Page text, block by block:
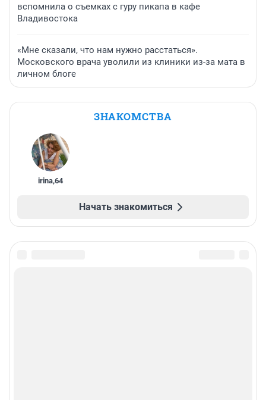
вспомнила о съемках с гуру пикапа в кафе
Владивостока
«Мне сказали, что нам нужно расстаться».
Московского врача уволили из клиники из-за мата в
личном блоге
ЗНАКОМСТВА
irina,64
Начать знакомиться